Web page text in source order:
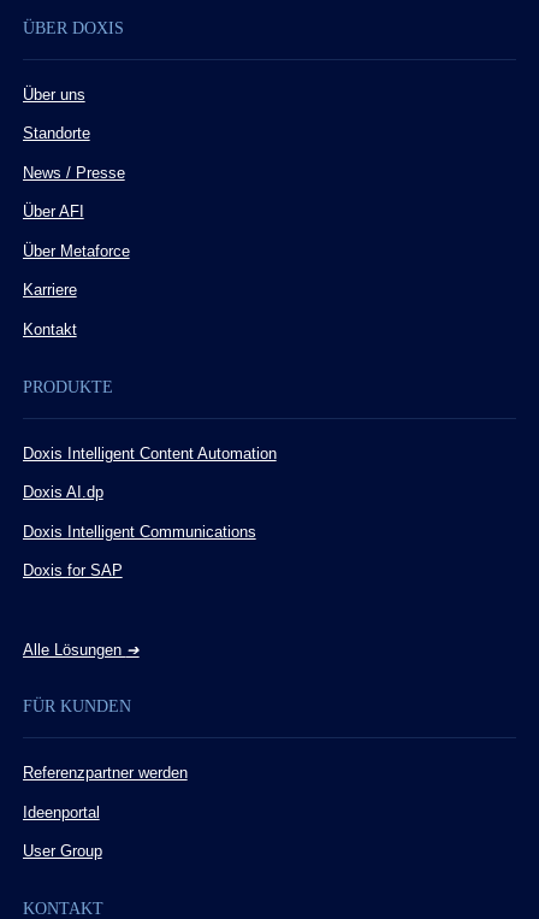
ÜBER DOXIS
Über uns
Standorte
News / Presse
Über AFI
Über Metaforce
Karriere
Kontakt
PRODUKTE
Doxis Intelligent Content Automation
Doxis AI.dp
Doxis Intelligent Communications
Doxis for SAP
Alle Lösungen ➔
FÜR KUNDEN
Referenzpartner werden
Ideenportal
User Group
KONTAKT